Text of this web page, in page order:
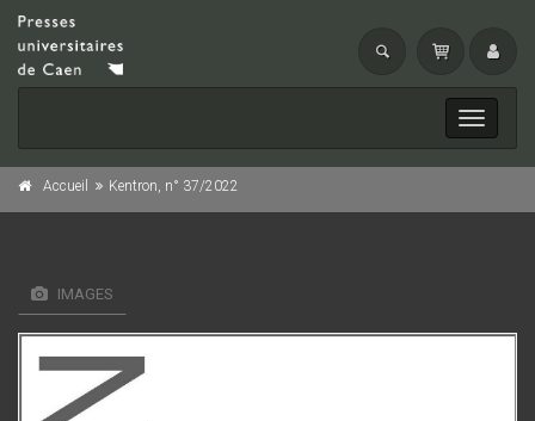
Toggle
Accueil Kentron, n° 37/2022
IMAGES